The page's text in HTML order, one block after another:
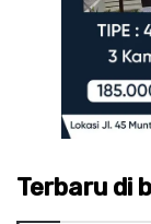
Terbaru di